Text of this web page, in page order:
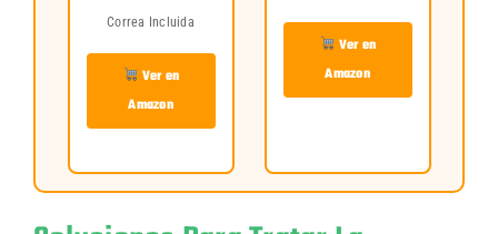
Correa Incluida
Ver en
Amazon
Ver en
Amazon